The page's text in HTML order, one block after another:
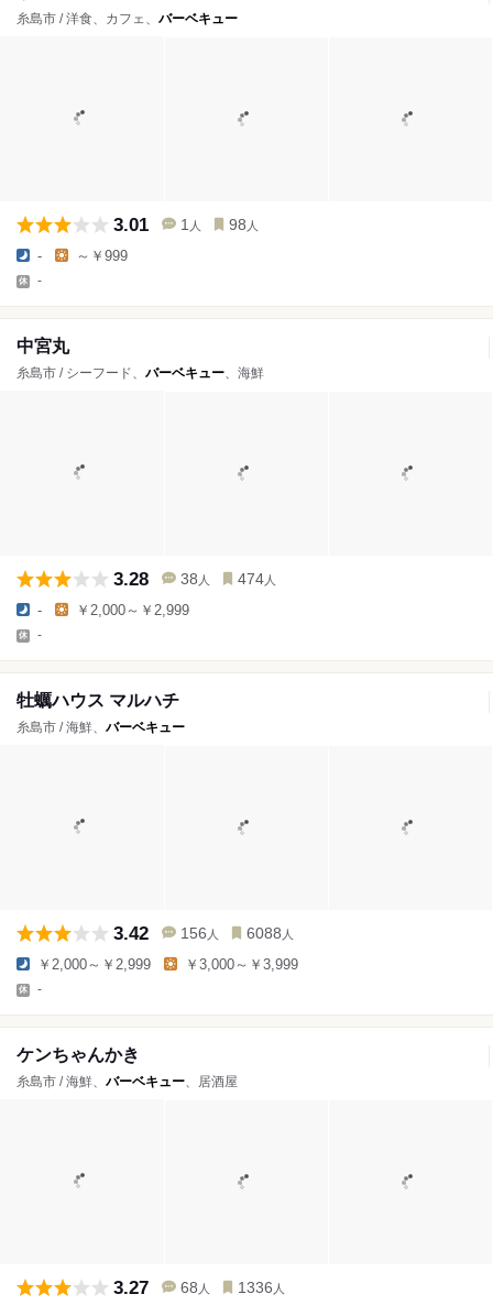
糸島市 / 洋食、カフェ、 バーベキュー
3.01 1 人 98 人
- ～￥999
-
中宮丸
糸島市 / シーフード、 バーベキュー、海鮮
3.28 38 人 474 人
- ￥2,000～￥2,999
-
牡蠣ハウス マルハチ
糸島市 / 海鮮、 バーベキュー
3.42 156 人 6088 人
￥2,000～￥2,999 ￥3,000～￥3,999
-
ケンちゃんかき
糸島市 / 海鮮、 バーベキュー、居酒屋
3.27 68 人 1336 人